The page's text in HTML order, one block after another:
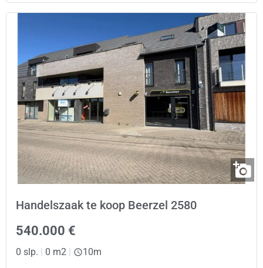
Handelszaak te koop Beerzel 2580
540.000 €
0 slp. | 0 m2 | 10m